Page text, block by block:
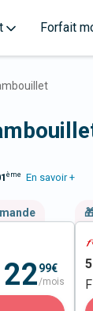
Forfait
ème En savoir +
2299€
/mois
5